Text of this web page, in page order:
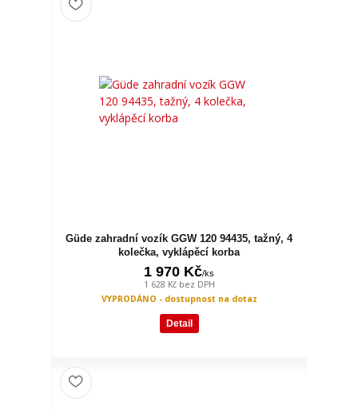
Güde zahradní vozík GGW 120 94435, tažný, 4
kolečka, vyklápěcí korba
1 970 Kč/ks
1 628 Kč bez DPH
VYPRODÁNO - dostupnost na dotaz
Detail